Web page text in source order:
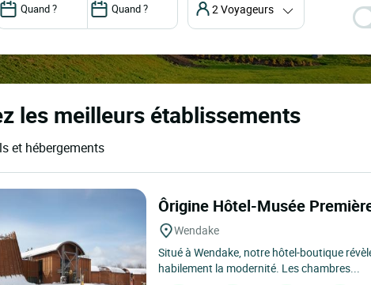
2 Voyageurs
les meilleurs établissements
et hébergements
Ôrigine Hôtel-Musée
Wendake
Situé à Wendake, notre hôtel-boutique
habilement la modernité. Les chambres...